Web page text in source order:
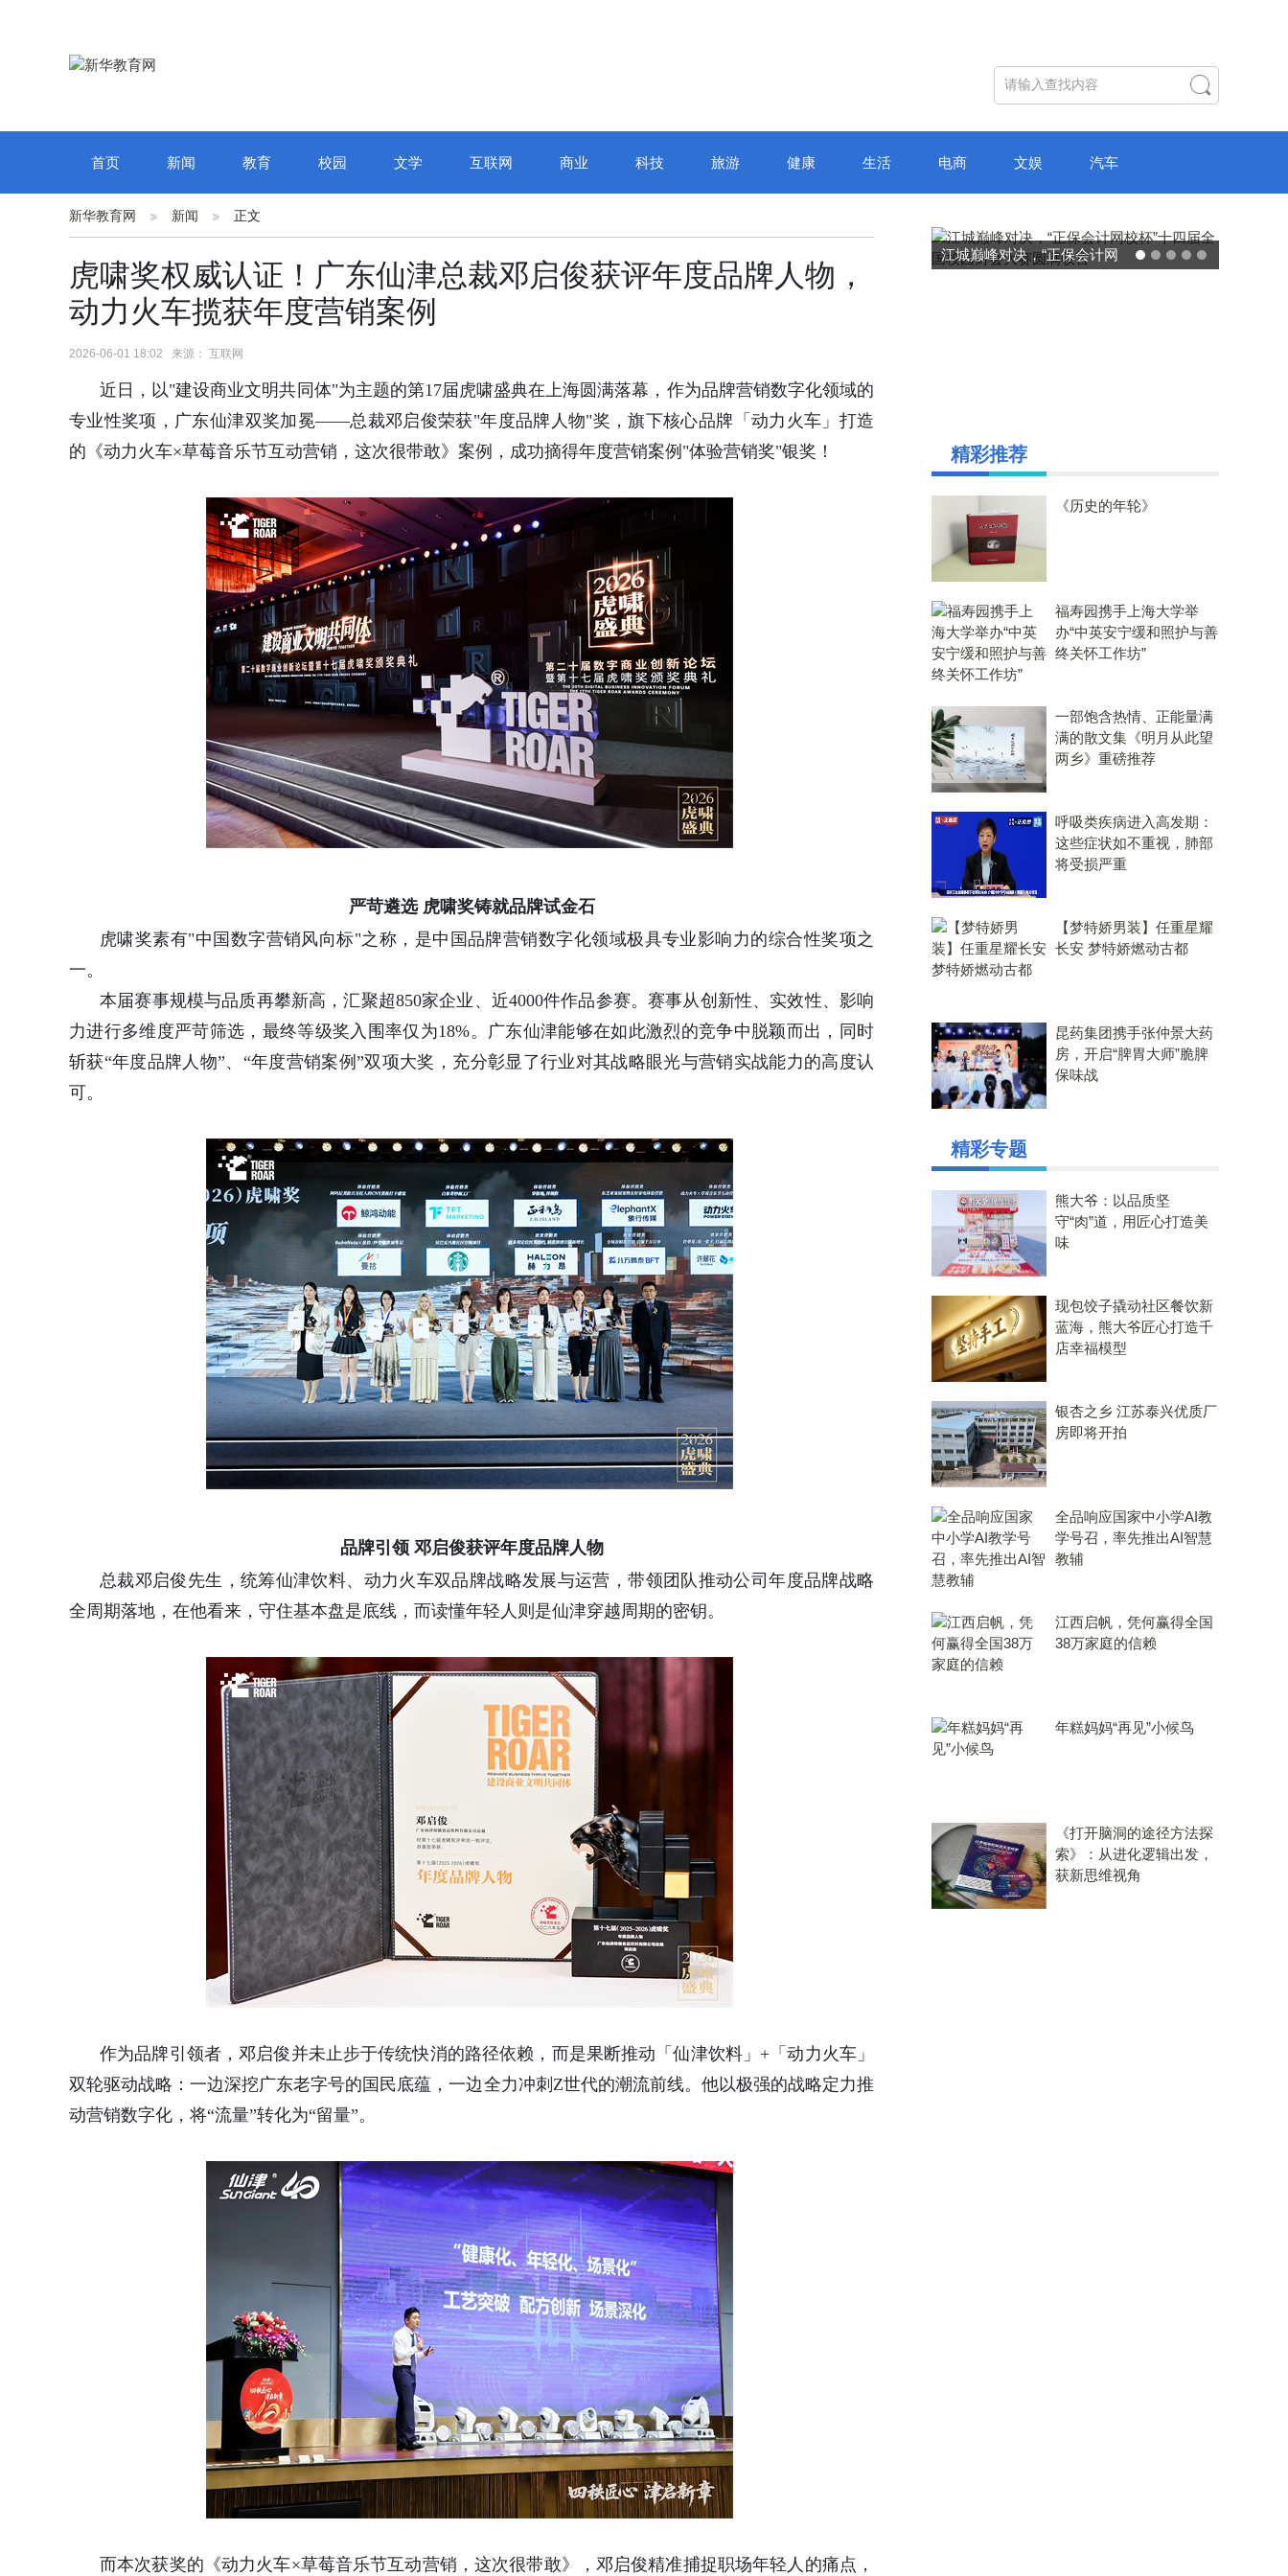
首页 新闻 教育 校园 文学 互联网 商业 科技 旅游 健康 生活 电商 文娱 汽车
新华教育网 新闻 正文
虎啸奖权威认证！广东仙津总裁邓启俊获评年度品牌人物，
动力火车揽获年度营销案例
2026-06-01 18:02 来源： 互联网
近日，以"建设商业文明共同体"为主题的第17届虎啸盛典在上海圆满落幕，作为品牌营销数字化领域的
专业性奖项，广东仙津双奖加冕——总裁邓启俊荣获"年度品牌人物"奖，旗下核心品牌「动力火车」打造
的《动力火车×草莓音乐节互动营销，这次很带敢》案例，成功摘得年度营销案例"体验营销奖"银奖！
严苛遴选 虎啸奖铸就品牌试金石
虎啸奖素有"中国数字营销风向标"之称，是中国品牌营销数字化领域极具专业影响力的综合性奖项之
一。
本届赛事规模与品质再攀新高，汇聚超850家企业、近4000件作品参赛。赛事从创新性、实效性、影响
力进行多维度严苛筛选，最终等级奖入围率仅为18%。广东仙津能够在如此激烈的竞争中脱颖而出，同时
斩获“年度品牌人物”、“年度营销案例”双项大奖，充分彰显了行业对其战略眼光与营销实战能力的高度认
可。
品牌引领 邓启俊获评年度品牌人物
总裁邓启俊先生，统筹仙津饮料、动力火车双品牌战略发展与运营，带领团队推动公司年度品牌战略
全周期落地，在他看来，守住基本盘是底线，而读懂年轻人则是仙津穿越周期的密钥。
作为品牌引领者，邓启俊并未止步于传统快消的路径依赖，而是果断推动「仙津饮料」+「动力火车」
双轮驱动战略：一边深挖广东老字号的国民底蕴，一边全力冲刺Z世代的潮流前线。他以极强的战略定力推
动营销数字化，将“流量”转化为“留量”。
而本次获奖的《动力火车×草莓音乐节互动营销，这次很带敢》，邓启俊精准捕捉职场年轻人的痛点，
破局“纸面教育”：理想树AI自
精彩推荐
《历史的年轮》
福寿园携手上海大学举
办“中英安宁缓和照护与善
终关怀工作坊”
一部饱含热情、正能量满
满的散文集《明月从此望
两乡》重磅推荐
呼吸类疾病进入高发期：
这些症状如不重视，肺部
将受损严重
【梦特娇男装】任重星耀
长安 梦特娇燃动古都
昆药集团携手张仲景大药
房，开启“脾胃大师”脆脾
保味战
精彩专题
熊大爷：以品质坚
守“肉”道，用匠心打造美
味
现包饺子撬动社区餐饮新
蓝海，熊大爷匠心打造千
店幸福模型
银杏之乡 江苏泰兴优质厂
房即将开拍
全品响应国家中小学AI教
学号召，率先推出AI智慧
教辅
江西启帆，凭何赢得全国
38万家庭的信赖
年糕妈妈“再见”小候鸟
《打开脑洞的途径方法探
索》：从进化逻辑出发，
获新思维视角